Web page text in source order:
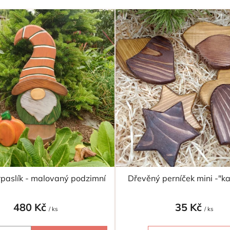
- malovaný podzimní
480 Kč / ks
Dřevěný perníček mini -
35 Kč/ ks